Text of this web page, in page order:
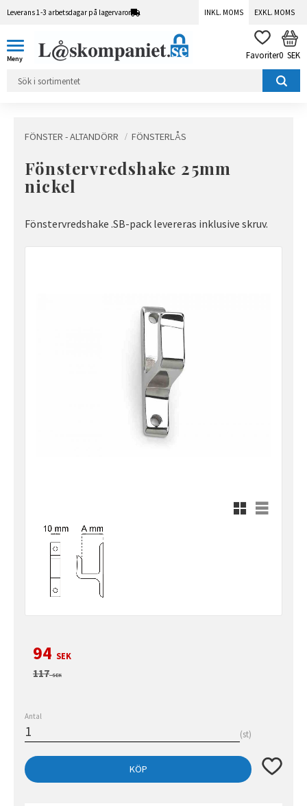
Leverans 1-3 arbetsdagar på lagervaror INKL. MOMS EXKL. MOMS
FAVORITER
0 SEK
FÖNSTER - ALTANDÖRR FÖNSTERLÅS
Fönstervredshake 25mm
nickel
Fönstervredshake .SB-pack levereras inklusive skruv.
Rutnätsvy
Listvy
Nedsatt pris:
94 SEK
Ordinarie pris:
117SEK
Antal
st
KÖP Lägg till